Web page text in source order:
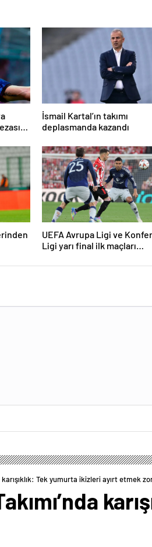
İsmail Kartal’ın takımı
deplasmanda kazandı
UEFA Avrupa Ligi ve
Ligi yarı final ilk maçları
karışıklık: Tek yumurta ikizleri ayırt etmek